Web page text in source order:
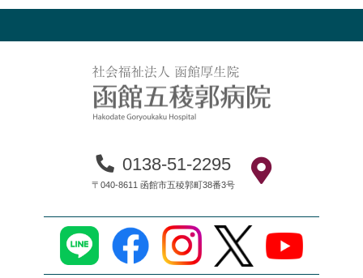
0138-51-2295
〒040-8611 函館市五稜郭町38番3号